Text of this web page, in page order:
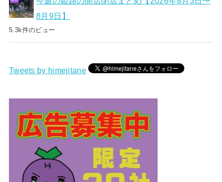
8月9日】
5.3k件のビュー
Tweets by himejitane